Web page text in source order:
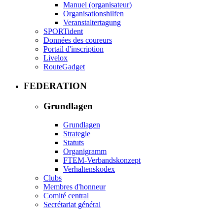
Manuel (organisateur)
Organisationshilfen
Veranstaltertagung
SPORTident
Données des coureurs
Portail d'inscription
Livelox
RouteGadget
FEDERATION
Grundlagen
Grundlagen
Strategie
Statuts
Organigramm
FTEM-Verbandskonzept
Verhaltenskodex
Clubs
Membres d'honneur
Comité central
Secrétariat général